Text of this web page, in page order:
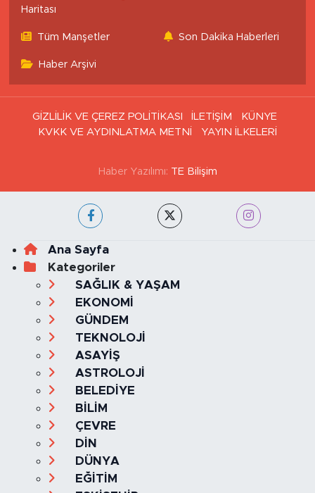
Haritası
Tüm Manşetler Son Dakika Haberleri
Haber Arşivi
GİZLİLİK VE ÇEREZ POLİTİKASI İLETİŞİM
KÜNYE
KVKK VE AYDINLATMA METNİ
YAYIN İLKELERİ
Haber Yazılımı: TE Bilişim
Ana Sayfa
Kategoriler
SAĞLIK & YAŞAM
EKONOMİ
GÜNDEM
TEKNOLOJİ
ASAYİŞ
ASTROLOJİ
BELEDİYE
BİLİM
ÇEVRE
DİN
DÜNYA
EĞİTİM